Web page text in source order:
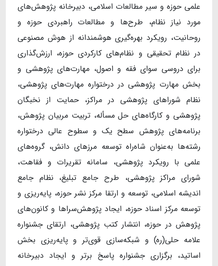
علمی حوزه و سیر مطالعات اسلامی، دبیرخانه پژوهش‌های
مورد نیاز نظام، طرح‌ها و مطالعات راهبردی حوزه و
روحانیت، رویکرد بهره‌گیری هوشمندانه از هوش مصنوعی
در نظام تحقیقی و نظام‌های کارکردی حوزه، ارزش‌گذاری
برای دروسی سوای فقه و اصول، مهارت‌های پژوهشی و
بخش مهارت پژوهشی در درختواره مهارت‌های پژوهشی،
نظام شوراهای پژوهشی در مراکز، حمایت از نخبگان
پژوهشی و کارگاه‌های حل مسأله، تربیت مربیان پژوهش،
برنامه‌های پژوهش سطح یک و سطوح عالی درختواره
رشته‌ها به‌عنوان شاه‌راه توسعه مرزهای دانش، گروه‌های
علمی با رویکرد پژوهشی، سامانه تقریرات و فقاهت،
شورای مراکز پژوهشی، طرح جامع تبلیغ، نظام جامع
اندیشه اسلامی، توسعه و ارتقا مرکز نشر حوزه، پایه‌ریزی و
توسعه مرکز اسناد حوزه، ایجاد پژوهش‌سراها و کانون‌های
پژوهش در حوزه، انتشار کتب پژوهشی، ارتقای جشنواره
علامه حلی(ره) و شبکه‌سازی قوی‌تر و پایه‌ریزی بخش
اساتید، برگزاری جشنواره پاسخ برتر و ایجاد دبیرخانه